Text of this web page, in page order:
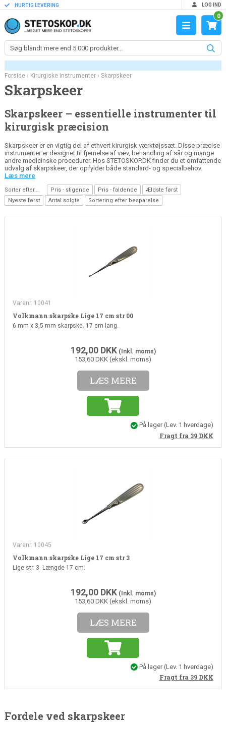
HURTIG LEVERING LOG IND
0
Forside› Kirurgiske instrumenter› Skarpskeer
Skarpskeer
Skarpskeer – essentielle instrumenter til
kirurgisk præcision
Skarpskeer er en vigtig del af ethvert kirurgisk værktøjssæt. Disse præcise
instrumenter er designet til fjernelse af væv, behandling af sår og mange
andre medicinske procedurer. Hos STETOSKOP.DKfinder du et omfattende
udvalg af skarpskeer, der opfylder både standard- og specialbehov.
Læs mere
Sorter efter... Pris - stigende Pris - faldende
Ældste først
Nyeste først
Antal solgte Sortering efter besparelse
Varenr. 10041
Volkmann skarpske Lige 17 cm str 00
6 mm x 3,5 mm skarpske. 17 cm lang.
192,00 DKK(Inkl. moms)
153,60 DKK (ekskl. moms)
LÆS MERE
På lager(Lev. 1 hverdage)
Fragt fra 39 DKK
Varenr. 10045
Volkmann skarpske Lige 17 cm str 3
Lige str. 3 Længde 17 cm.
192,00 DKK(Inkl. moms)
153,60 DKK (ekskl. moms)
LÆS MERE
På lager(Lev. 1 hverdage)
Fragt fra 39 DKK
Fordele ved skarpskeer